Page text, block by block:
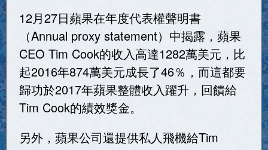
12月27日蘋果在年度代表權聲明書
（Annual proxy statement）中揭露，蘋果
CEO Tim Cook的收入高達1282萬美元，比
起2016年874萬美元成長了46％，而這都要
歸功於2017年蘋果整體收入躍升，回饋給
Tim Cook的績效獎金。
另外，蘋果公司還提供私人飛機給Tim